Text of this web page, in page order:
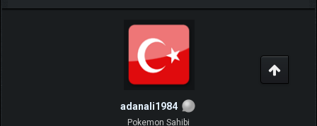
adanali1984
Pokemon Sahibi